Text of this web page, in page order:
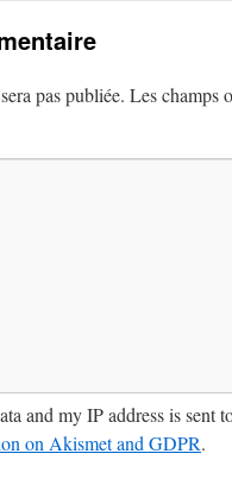
pas publiée. Les champs
and my IP address is
on Akismet and GDPR.